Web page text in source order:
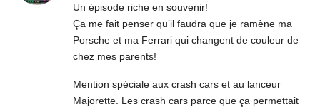
Un épisode riche en souvenir!
Ça me fait penser qu’il faudra que je ramène ma
Porsche et ma Ferrari qui changent de couleur de
chez mes parents!
Mention spéciale aux crash cars et au lanceur
Majorette. Les crash cars parce que ça permettait